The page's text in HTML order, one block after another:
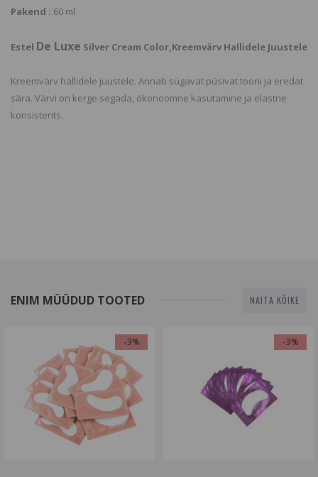
Pakend : 60 ml
Estel De Luxe Silver Cream Color,Kreemvärv Hallidele Juustele
Kreemvärv hallidele juustele. Annab sügavat püsivat tooni ja eredat
sära. Värvi on kerge segada, ökonoomne kasutamine ja elastne
konsistents.
ENIM MÜÜDUD TOOTED NAITA KÕIKE
-3% -3%